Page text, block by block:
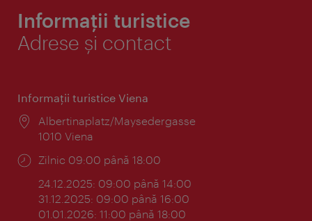
Informații turistice
Adrese și contact
Informaţii turistice Viena
Locul:
Albertinaplatz/Maysedergasse
1010 Viena
Program:
Zilnic 09:00 până 18:00
24.12.2025: 09:00 până 14:00
31.12.2025: 09:00 până 16:00
01.01.2026: 11:00 până 18:00